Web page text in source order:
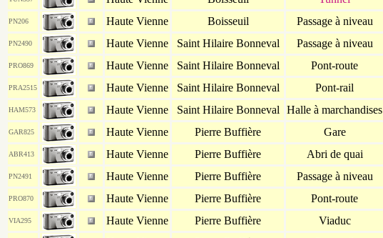
PN206 Haute Vienne Boisseuil Passage à niveau
PN2490 Haute Vienne Saint Hilaire Bonneval Passage à niveau
PRO869 Haute Vienne Saint Hilaire Bonneval Pont-route
PRA2515 Haute Vienne Saint Hilaire Bonneval Pont-rail
HAM573 Haute Vienne Saint Hilaire Bonneval Halle à marchandises
GAR825 Haute Vienne Pierre Buffière Gare
ABR413 Haute Vienne Pierre Buffière Abri de quai
PN2491 Haute Vienne Pierre Buffière Passage à niveau
PRO870 Haute Vienne Pierre Buffière Pont-route
VIA295 Haute Vienne Pierre Buffière Viaduc